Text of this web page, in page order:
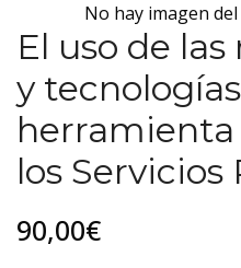
No hay imagen
El uso de
y
los Servicios
90,00€